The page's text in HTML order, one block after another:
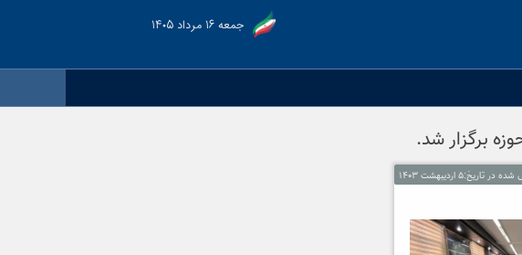
جمعه ۱۶ مرداد ۱۴۰۵
برگزار شد.
در تاریخ:۵ اردیبهشت ۱۴۰۳